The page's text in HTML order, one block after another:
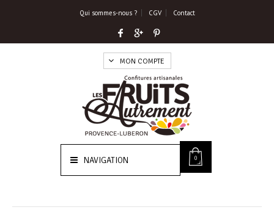
Qui sommes-nous ? CGV Contact
MON COMPTE
0
NAVIGATION